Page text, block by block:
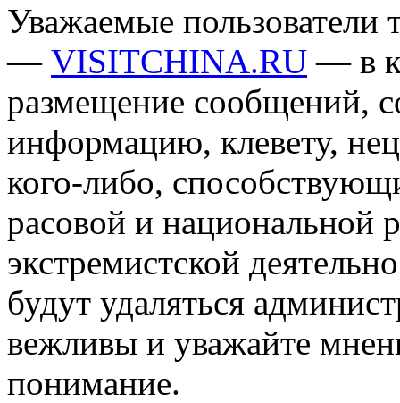
Уважаемые пользователи
— VISITCHINA.RU — в
размещение сообщений,
информацию, клевету,
кого-либо,
расовой и национальной
экстремистской
будут удаляться
вежливы и уважайте
понимание.